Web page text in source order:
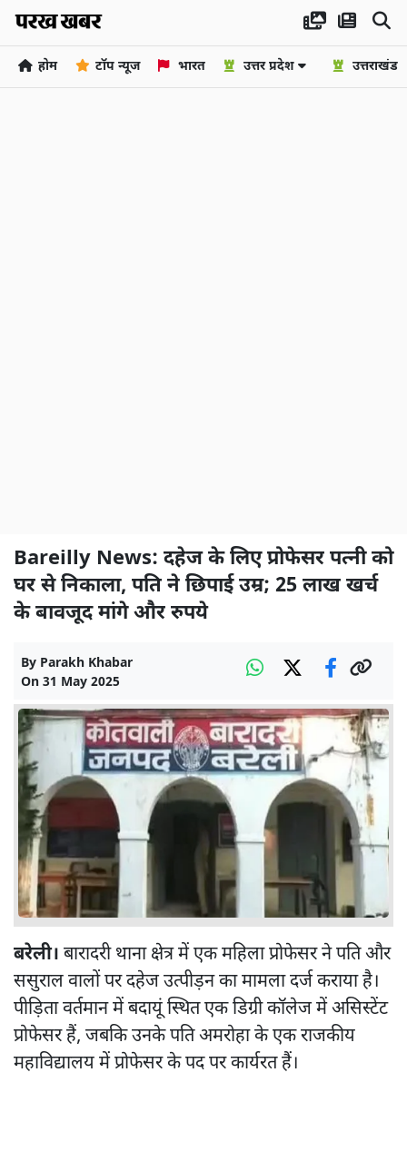
होम टॉप न्यूज भारत उत्तर प्रदेश उत्तराखंड
Bareilly News: दहेज के लिए प्रोफेसर पत्नी को
घर से निकाला, पति ने छिपाई उम्र; 25 लाख खर्च
के बावजूद मांगे और रुपये
By Parakh Khabar
On 31 May 2025
बरेली। बारादरी थाना क्षेत्र में एक महिला प्रोफेसर ने पति और
ससुराल वालों पर दहेज उत्पीड़न का मामला दर्ज कराया है।
पीड़िता वर्तमान में बदायूं स्थित एक डिग्री कॉलेज में असिस्टेंट
प्रोफेसर हैं, जबकि उनके पति अमरोहा के एक राजकीय
महाविद्यालय में प्रोफेसर के पद पर कार्यरत हैं।